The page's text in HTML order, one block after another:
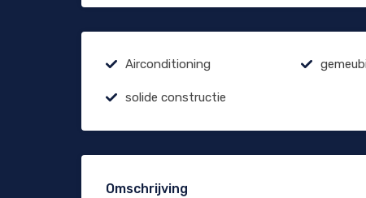
Airconditioning
solide constructie
Omschrijving